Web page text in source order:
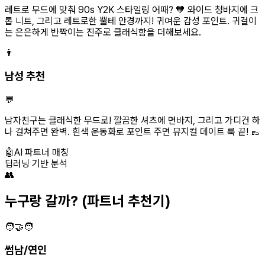
레트로 무드에 맞춰 90s Y2K 스타일링 어때? 🧡 와이드 청바지에 크
롭 니트, 그리고 레트로한 뿔테 안경까지! 귀여운 감성 포인트. 귀걸이
는 은은하게 반짝이는 진주로 클래식함을 더해보세요.
👨
남성 추천
💬
남자친구는 클래식한 무드로! 깔끔한 셔츠에 면바지, 그리고 가디건 하
나 걸쳐주면 완벽. 흰색 운동화로 포인트 주면 뮤지컬 데이트 룩 끝! 👞
🤖AI 파트너 매칭
딥러닝 기반 분석
👥
누구랑 갈까? (파트너 추천기)
🧑‍🤝‍🧑
썸남/연인